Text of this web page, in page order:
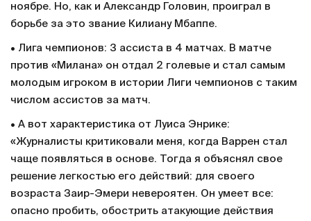
ноябре. Но, как и Александр Головин, проиграл в
борьбе за это звание Килиану Мбаппе.
• Лига чемпионов: 3 ассиста в 4 матчах. В матче
против «Милана» он отдал 2 голевые и стал самым
молодым игроком в истории Лиги чемпионов с таким
числом ассистов за матч.
• А вот характеристика от Луиса Энрике:
«Журналисты критиковали меня, когда Варрен стал
чаще появляться в основе. Тогда я объяснял свое
решение легкостью его действий: для своего
возраста Заир-Эмери невероятен. Он умеет все:
опасно пробить, обострить атакующие действия